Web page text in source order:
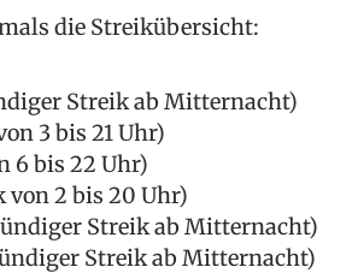
die Streikübersicht:
Streik ab Mitternacht)
3 bis 21 Uhr)
6 bis 22 Uhr)
2 bis 20 Uhr)
Streik ab Mitternacht)
Streik ab Mitternacht)